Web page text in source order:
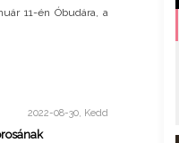
11-én Óbudára, a
2022-08-30, Kedd